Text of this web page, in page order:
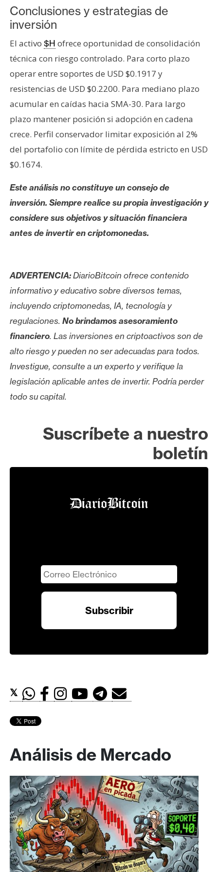
Conclusiones y estrategias de
inversión
El activo $H ofrece oportunidad de consolidación
técnica con riesgo controlado. Para corto plazo
operar entre soportes de USD $0.1917 y
resistencias de USD $0.2200. Para mediano plazo
acumular en caídas hacia SMA-30. Para largo
plazo mantener posición si adopción en cadena
crece. Perfil conservador limitar exposición al 2%
del portafolio con límite de pérdida estricto en USD
$0.1674.
Este análisis no constituye un consejo de
inversión. Siempre realice su propia investigación y
considere sus objetivos y situación financiera
antes de invertir en criptomonedas.
ADVERTENCIA:DiarioBitcoin ofrece contenido
informativo y educativo sobre diversos temas,
incluyendo criptomonedas, IA, tecnología y
regulaciones. No brindamos asesoramiento
financiero. Las inversiones en criptoactivos son de
alto riesgo y pueden no ser adecuadas para todos.
Investigue, consulte a un experto y verifique la
legislación aplicable antes de invertir. Podría perder
todo su capital.
Suscríbete a nuestro
boletín
𝕏
Análisis de Mercado